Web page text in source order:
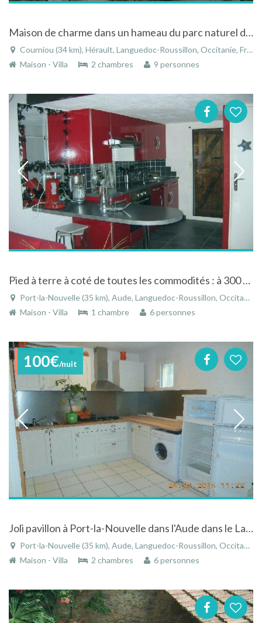
Maison de charme dans un hameau du parc naturel du haut languedoc
Courniou (34 km), Hérault, Languedoc-Roussillon, Occitanie, France
Maison - Villa
2 chambres 9 personnes
Pied à terre à coté de toutes les commodités : à 300 m de la plage
Port-la-Nouvelle (35 km), Aude, Languedoc-Roussillon, Occitanie, France
Maison - Villa
1 chambre 6 personnes
100€/nuit
Joli pavillon à Port-la-Nouvelle dans l'Aude dans le Languedoc-Roussillon
Port-la-Nouvelle (35 km), Aude, Languedoc-Roussillon, Occitanie, France
Maison - Villa
2 chambres 6 personnes